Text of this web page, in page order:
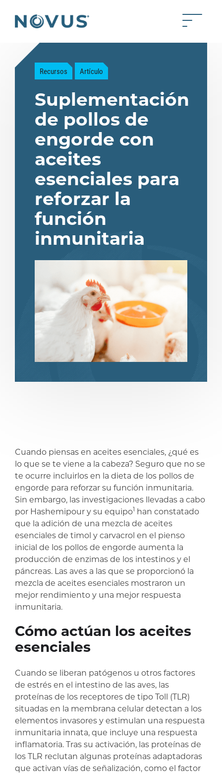
Back to home Toggle
Recursos Artículo
Suplementación
de pollos de
engorde con
aceites
esenciales para
reforzar la
función
inmunitaria
compartircompartir
Cuando piensas en aceites esenciales, ¿qué es
lo que se te viene a la cabeza? Seguro que no se
te ocurre incluirlos en la dieta de los pollos de
engorde para reforzar su función inmunitaria.
Sin embargo, las investigaciones llevadas a cabo
por Hashemipour y su equipo1 han constatado
que la adición de una mezcla de aceites
esenciales de timol y carvacrol en el pienso
inicial de los pollos de engorde aumenta la
producción de enzimas de los intestinos y el
páncreas. Las aves a las que se proporcionó la
mezcla de aceites esenciales mostraron un
mejor rendimiento y una mejor respuesta
inmunitaria.
Cómo actúan los aceites
esenciales
Cuando se liberan patógenos u otros factores
de estrés en el intestino de las aves, las
proteínas de los receptores de tipo Toll (TLR)
situadas en la membrana celular detectan a los
elementos invasores y estimulan una respuesta
inmunitaria innata, que incluye una respuesta
inflamatoria. Tras su activación, las proteínas de
los TLR reclutan algunas proteínas adaptadoras
que activan vías de señalización, como el factor